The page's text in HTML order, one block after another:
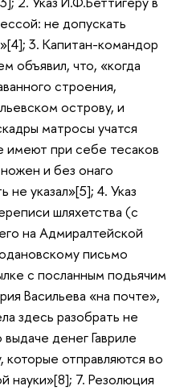
не допускать
3. Капитан-командор
что, «когда
строения,
острову, и
матросы учатся
имеют при себе тесаков
и без онаго
не указал»[5]; 4. Указ
шляхетства (с
на Адмиралтейской
письмо
с посланным подьячим
Васильева «на почте»,
здесь разобрать не
денег Гавриле
отправляются во
науки»[8]; 7. Резолюция